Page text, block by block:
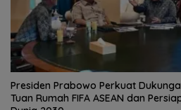
Presiden Prabowo Perkuat
Tuan Rumah FIFA ASEAN dan